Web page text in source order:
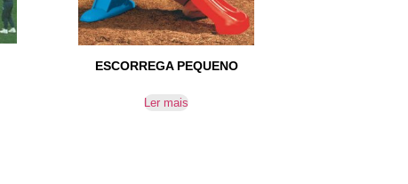
ESCORREGA PEQUENO
Ler mais